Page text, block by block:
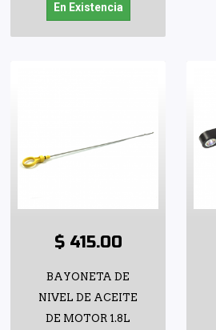
En Existencia
$ 415.00
BAYONETA DE
NIVEL DE ACEITE
DE MOTOR 1.8L